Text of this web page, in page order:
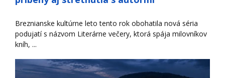
Breznianske kultúrne leto tento rok obohatila nová séria
podujatí s názvom Literárne večery, ktorá spája milovníkov
kníh, ...